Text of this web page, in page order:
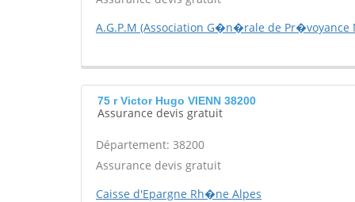
A.G.P.M (Association G�n�rale de Pr�voyance
75 r Victor Hugo VIENN 38200
Assurance devis gratuit
Département: 38200
Assurance devis gratuit
Caisse d'Epargne Rh�ne Alpes